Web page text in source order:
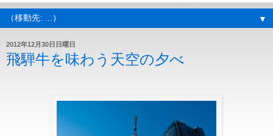
▼
2012年12月30日日曜日
飛騨牛を味わう天空の夕べ